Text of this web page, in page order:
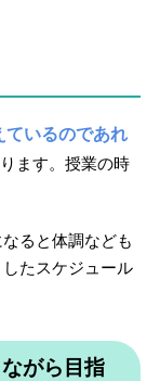
ているのであれ
ます。授業の時
ると体調なども
たスケジュール
がら目指